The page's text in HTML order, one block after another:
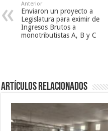
Anterior
Enviaron un proyecto a
Legislatura para eximir de
Ingresos Brutos a
monotributistas A, B y C
Artículos Relacionados